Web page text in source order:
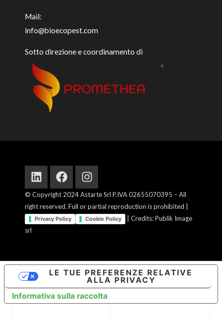
Mail:
info@bioecopest.com
Sotto direzione e coordinamento di
<
LinkedinFacebookInstagram
© Copyright 2024 Astarte Srl P.IVA 02655070395 – All
right reserved. Full or partial reproduction is prohibited |
Privacy Policy Cookie Policy
| Credits: Publik Image
srl
Informativa sulla raccolta
LE TUE PREFERENZE RELATIVE
ALLA PRIVACY